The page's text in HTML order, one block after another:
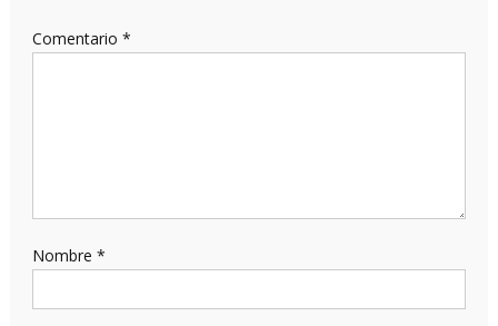
Comentario *
Nombre *